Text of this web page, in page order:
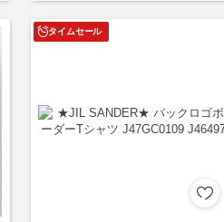
タイムセール